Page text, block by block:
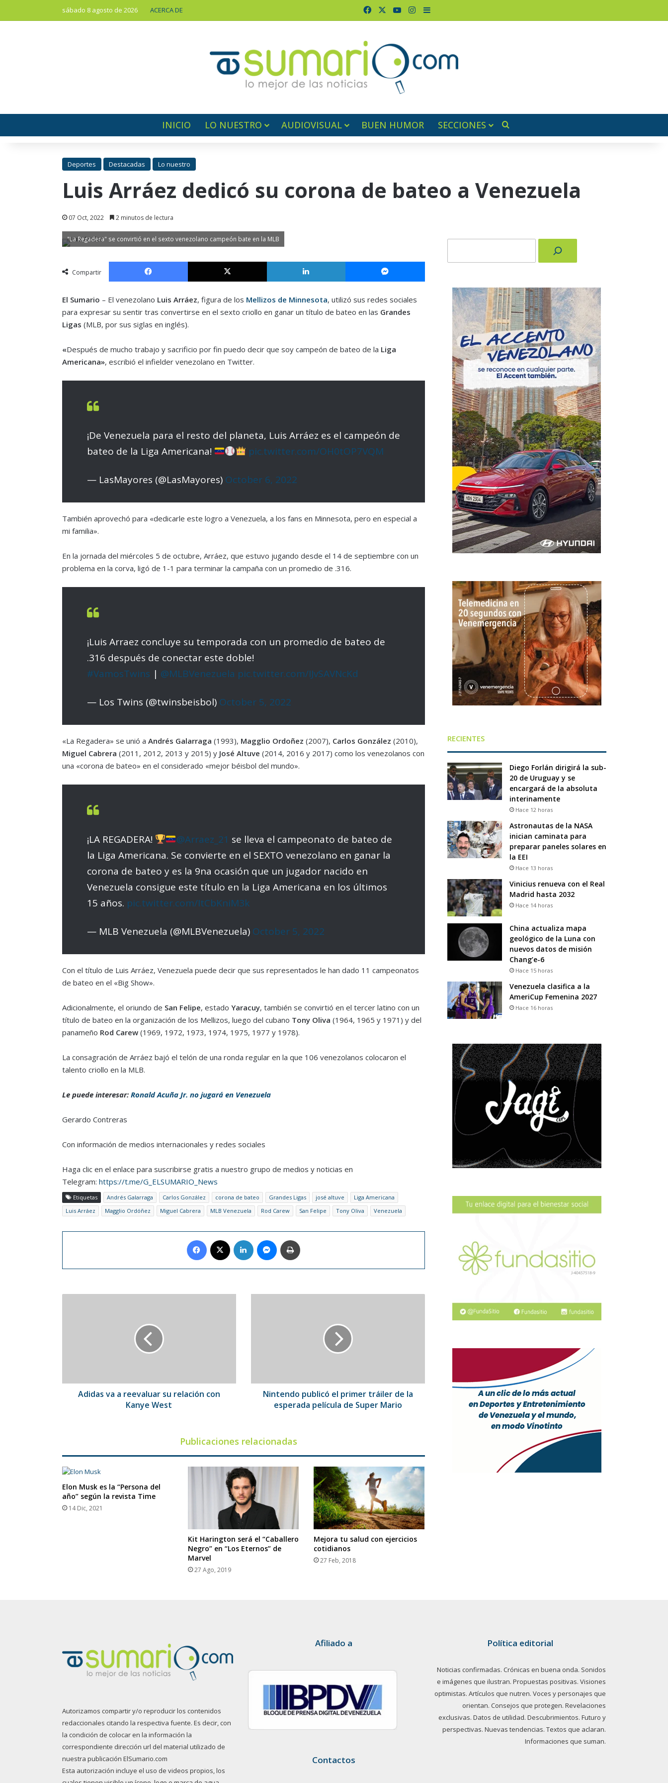
sábado 8 agosto de 2026 ACERCA DE FacebookYouTubeInstagram
Barra lateral
INICIO LO NUESTRO AUDIOVISUAL BUEN HUMOR SECCIONES
Deportes Destacadas Lo nuestro
Luis Arráez dedicó su corona de bateo a Venezuela
07 Oct, 2022 2 minutos de lectura
"La Regadera" se convirtió en el sexto venezolano campeón bate en la MLB
Compartir
Facebook X LinkedIn Messenger
El Sumario – El venezolano Luis Arráez, figura de los Mellizos de Minnesota, utilizó sus redes sociales
para expresar su sentir tras convertirse en el sexto criollo en ganar un título de bateo en las Grandes
Ligas (MLB, por sus siglas en inglés).
«Después de mucho trabajo y sacrificio por fin puedo decir que soy campeón de bateo de la Liga
Americana», escribió el infielder venezolano en Twitter.
¡De Venezuela para el resto del planeta, Luis Arráez es el campeón de
bateo de la Liga Americana!
pic.twitter.com/OH0tOP7VQM
— LasMayores (@LasMayores) October 6, 2022
También aprovechó para «dedicarle este logro a Venezuela, a los fans en Minnesota, pero en especial a
mi familia».
En la jornada del miércoles 5 de octubre, Arráez, que estuvo jugando desde el 14 de septiembre con un
problema en la corva, ligó de 1-1 para terminar la campaña con un promedio de .316.
¡Luis Arraez concluye su temporada con un promedio de bateo de
.316 después de conectar este doble!
#VamosTwins | @MLBVenezuela pic.twitter.com/IJvSAVNcKd
— Los Twins (@twinsbeisbol) October 5, 2022
«La Regadera» se unió a Andrés Galarraga (1993), Magglio Ordoñez (2007), Carlos González (2010),
Miguel Cabrera (2011, 2012, 2013 y 2015) y José Altuve (2014, 2016 y 2017) como los venezolanos con
una «corona de bateo» en el considerado «mejor béisbol del mundo».
¡LA REGADERA! @Arraez_21 se lleva el campeonato de bateo de
la Liga Americana. Se convierte en el SEXTO venezolano en ganar la
corona de bateo y es la 9na ocasión que un jugador nacido en
Venezuela consigue este título en la Liga Americana en los últimos
15 años. pic.twitter.com/ItCbKniM3k
— MLB Venezuela (@MLBVenezuela) October 5, 2022
Con el título de Luis Arráez, Venezuela puede decir que sus representados le han dado 11 campeonatos
de bateo en el «Big Show».
Adicionalmente, el oriundo de San Felipe, estado Yaracuy, también se convirtió en el tercer latino con un
título de bateo en la organización de los Mellizos, luego del cubano Tony Oliva (1964, 1965 y 1971) y del
panameño Rod Carew(1969, 1972, 1973, 1974, 1975, 1977 y 1978).
La consagración de Arráez bajó el telón de una ronda regular en la que 106 venezolanos colocaron el
talento criollo en la MLB.
Le puede interesar: Ronald Acuña Jr. no jugará en Venezuela
Gerardo Contreras
Con información de medios internacionales y redes sociales
Haga clic en el enlace para suscribirse gratis a nuestro grupo de medios y noticias en
Telegram: https://t.me/G_ELSUMARIO_News
Etiquetas Andrés Galarraga Carlos González corona de bateo Grandes Ligas josé altuve
Liga Americana
Luis Arráez
Magglio Ordóñez Miguel Cabrera MLB Venezuela Rod Carew San Felipe Tony Oliva Venezuela
Facebook LinkedIn Messenger
West
Adidas va a reevaluar su relación con
Kanye West
película
Nintendo publicó el primer tráiler de la
esperada película de Super Mario
Publicaciones relacionadas
Elon Musk es la “Persona del
año” según la revista Time
14 Dic, 2021
Kit Harington será el “Caballero
Negro” en “Los Eternos” de
Marvel
27 Ago, 2019
Mejora tu salud con ejercicios
cotidianos
27 Feb, 2018
RECIENTES
Diego Forlán dirigirá la sub-
20 de Uruguay y se
encargará de la absoluta
interinamente
Hace 12 horas
Astronautas de la NASA
inician caminata para
preparar paneles solares en
la EEI
Hace 13 horas
Vinicius renueva con el Real
Madrid hasta 2032
Hace 14 horas
China actualiza mapa
geológico de la Luna con
nuevos datos de misión
Chang’e-6
Hace 15 horas
Venezuela clasifica a la
AmeriCup Femenina 2027
Hace 16 horas
Autorizamos compartir y/o reproducir los contenidos
redaccionales citando la respectiva fuente. Es decir, con
la condición de colocar en la información la
correspondiente dirección url del material utilizado de
nuestra publicación ElSumario.com
Esta autorización incluye el uso de videos propios, los
Afiliado a
Contactos
Política editorial
Noticias confirmadas. Crónicas en buena onda. Sonidos
e imágenes que ilustran. Propuestas positivas. Visiones
optimistas. Artículos que nutren. Voces y personajes que
orientan. Consejos que protegen. Revelaciones
exclusivas. Datos de utilidad. Descubrimientos. Futuro y
perspectivas. Nuevas tendencias. Textos que aclaran.
Informaciones que suman.